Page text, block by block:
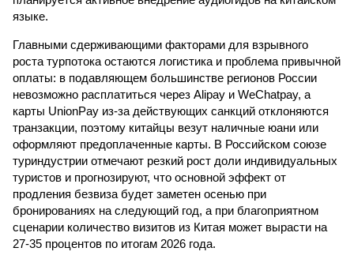
языке.
Главными сдерживающими факторами для взрывного
роста турпотока остаются логистика и проблема привычной
оплаты: в подавляющем большинстве регионов России
невозможно расплатиться через Alipay и WeChatpay, а
карты UnionPay из-за действующих санкций отклоняются
транзакции, поэтому китайцы везут наличные юани или
оформляют предоплаченные карты. В Российском союзе
туриндустрии отмечают резкий рост доли индивидуальных
туристов и прогнозируют, что основной эффект от
продления безвиза будет заметен осенью при
бронированиях на следующий год, а при благоприятном
сценарии количество визитов из Китая может вырасти на
27-35 процентов по итогам 2026 года.